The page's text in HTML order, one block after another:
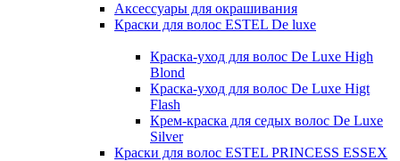
Аксессуары для окрашивания
Краски для волос ESTEL De luxe
Краска-уход для волос De Luxe High
Blond
Краска-уход для волос De Luxe Higt
Flash
Крем-краска для седых волос De Luxe
Silver
Краски для волос ESTEL PRINCESS ESSEX